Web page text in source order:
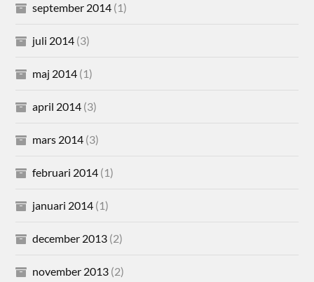
september 2014 (1)
juli 2014 (3)
maj 2014 (1)
april 2014 (3)
mars 2014 (3)
februari 2014 (1)
januari 2014 (1)
december 2013 (2)
november 2013 (2)